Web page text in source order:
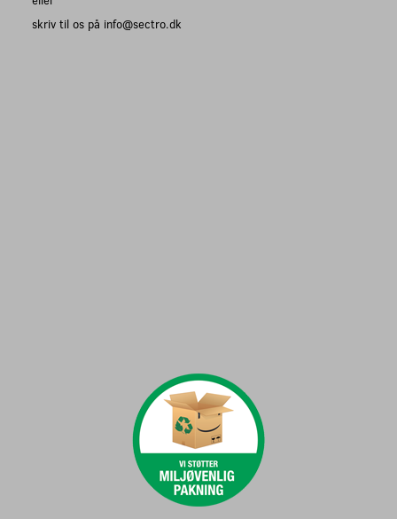
skriv til os på info@sectro.dk